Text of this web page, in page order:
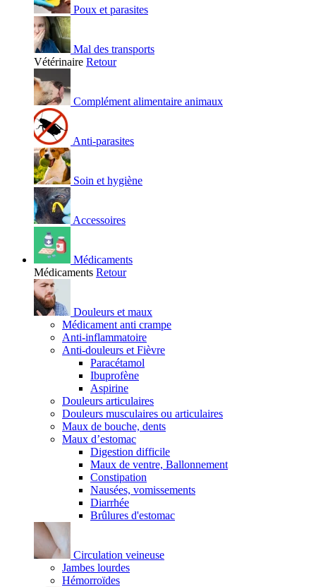
Poux et parasites
Mal des transports
Vétérinaire Retour
Complément alimentaire animaux
Anti-parasites
Soin et hygiène
Accessoires
Médicaments
Médicaments Retour
Douleurs et maux
Médicament anti crampe
Anti-inflammatoire
Anti-douleurs et Fièvre
Paracétamol
Ibuprofène
Aspirine
Douleurs articulaires
Douleurs musculaires ou articulaires
Maux de bouche, dents
Maux d’estomac
Digestion difficile
Maux de ventre, Ballonnement
Constipation
Nausées, vomissements
Diarrhée
Brûlures d'estomac
Circulation veineuse
Jambes lourdes
Hémorroïdes